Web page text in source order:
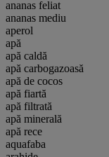
ananas feliat
ananas mediu
aperol
apă
apă caldă
apă carbogazoasă
apă de cocos
apă fiartă
apă filtrată
apă minerală
apă rece
aquafaba